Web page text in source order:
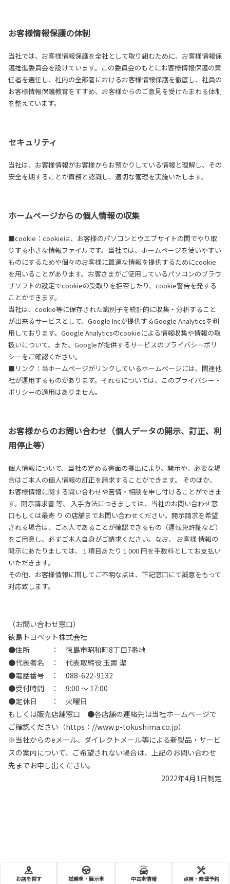
お客様情報保護の体制
当社では、お客様情報保護を全社として取り組むために、お客様情報保
護推進委員会を設けています。この委員会のもとにお客様情報保護の責
任者を選任し、社内の全部署におけるお客様情報保護を徹底し、社員の
お客様情報保護教育をすすめ、お客様からのご意見を受けたまわる体制
を整えています。
セキュリティ
当社は、お客様情報がお客様からお預かりしている情報と理解し、その
安全を期することが責務と認識し、適切な管理を実施いたします。
ホームページからの個人情報の収集
■cookie：cookieは、お客様のパソコンとウエブサイトの間でやり取
りする小さな情報ファイルです。当社では、ホームページを使いやすい
ものにするためや個々のお客様に最適な情報を提供するためにcookie
を用いることがあります。お客さまがご使用しているパソコンのブラウ
ザソフトの設定でcookieの受取りを拒否したり、cookie警告を発する
ことができます。
当社は、cookie等に保存された識別子を統計的に収集・分析すること
が出来るサービスとして、Google Incが提供するGoogle Analyticsを利
用しております。Google Analyticsのcookieによる情報収集や情報の取
扱いについて、また、Googleが提供するサービスのプライバシーポリ
シーをご確認ください。
■リンク：当ホームページがリンクしているホームページには、関連他
社が運用するものがあります。それらについては、このプライバシー・
ポリシーの適用はありません。
お客様からのお問い合わせ（個人データの開示、訂正、利
用停止等）
個人情報について、当社の定める書面の提出により、開示や、必要な場
合はご本人の個人情報の訂正を請求することができます。 そのほか、
お客様情報に関する問い合わせや苦情・相談を申し付けることができま
す。開示請求書 等、 入手方法につきましては、当社のお問い合わせ窓
口もしくは最寄 り の店舗までお問い合わせください。開示請求を希望
される場合は、ご本人であることが確認できるもの（運転免許証など）
をご用意し、必ずご本人自身がご請求ください。なお、 お客様 情報の
開示にあたりましては、 1 項目あたり 1 000 円を手数料としてお支払い
いただきます。
その他、お客様情報に関してご不明な点は、下記窓口にて誠意をもって
対応致します。
（お問い合わせ窓口）
徳島トヨペット株式会社
●住所 ： 徳島市昭和町8丁目7番地
●代表者名 ： 代表取締役 玉置 潔
●電話番号 ： 088-622-9132
●受付時間 ： 9:00 ～ 17:00
●定休日 ： 火曜日
もしくは販売店舗窓口 ●各店舗の連絡先は当社ホームページで
ご確認ください（https：//www.p-tokushima.co.jp）
※当社からのeメール、ダイレクトメール等による新製品・サービ
スの案内について、ご希望されない場合は、上記のお問い合わせ
先までお申し出ください。
2022年4月1日制定
お店を探す 試乗車・展示車 中古車情報 点検・修理予約